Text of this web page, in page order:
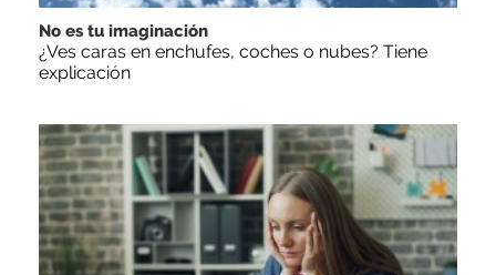
No es tu imaginación
¿Ves caras en enchufes, coches o nubes? Tiene
explicación